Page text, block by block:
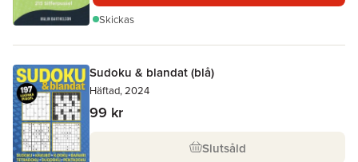
Skickas
Sudoku & blandat (blå)
Häftad, 2024
99 kr
Slutsåld